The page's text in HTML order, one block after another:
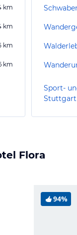
km
km
km
km
Sport-
Stuttgart
Flora
94%